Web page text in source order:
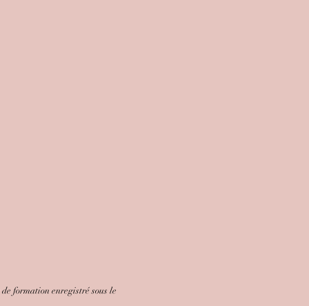
formation enregistré sous le